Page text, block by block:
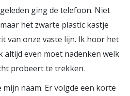
ging de telefoon. Niet
het zwarte plastic kastje
van onze vaste lijn. Ik hoor het
altijd even moet nadenken welk
probeert te trekken.
naam. Er volgde een korte